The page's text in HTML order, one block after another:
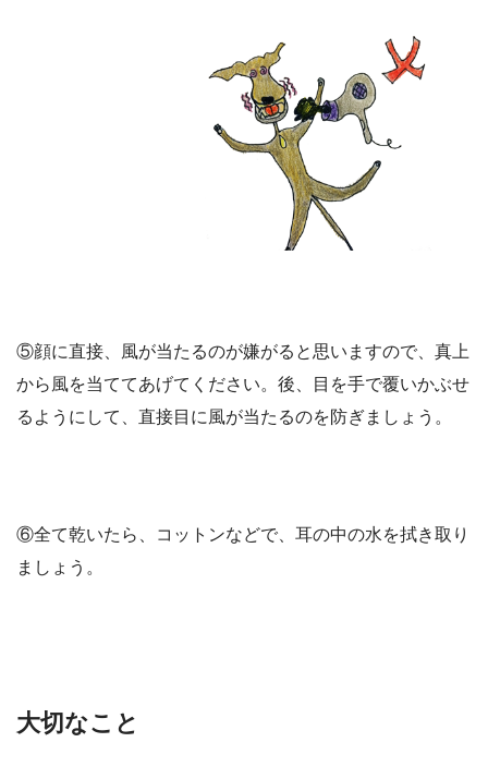
⑤顔に直接、風が当たるのが嫌がると思いますので、真上
から風を当ててあげてください。後、目を手で覆いかぶせ
るようにして、直接目に風が当たるのを防ぎましょう。
⑥全て乾いたら、コットンなどで、耳の中の水を拭き取り
ましょう。
大切なこと